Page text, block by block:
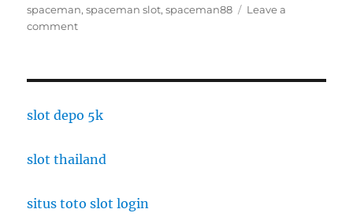
spaceman,spaceman slot,spaceman88
Leave a
commenton
Restoran
Terbaru
slot depo 5k
slot thailand
situs toto slot login